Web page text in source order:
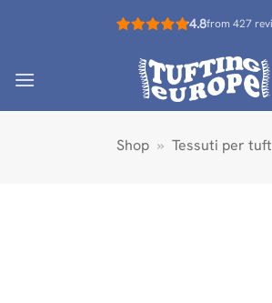
4.8from 427
Shop » Tessuti per